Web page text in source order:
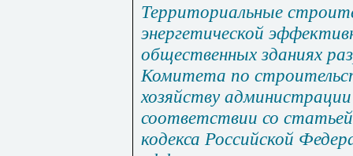
Территориальные
энергетической
общественных зданиях
Комитета по
хозяйству
соответствии со
кодекса Российской